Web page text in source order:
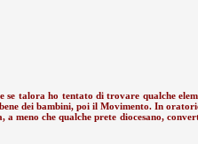
se talora ho tentato di trovare qualche
dei bambini, poi il Movimento. In oratorio
meno che qualche prete diocesano,